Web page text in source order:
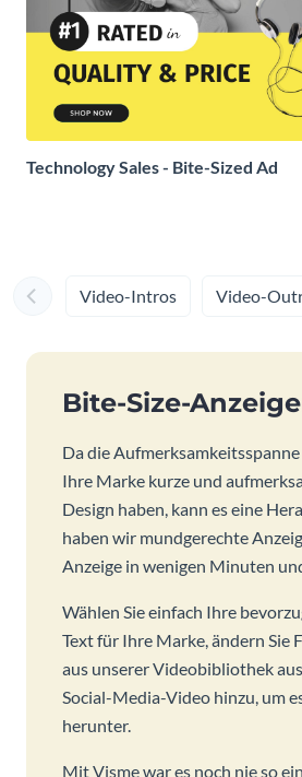
Technology Sales - Bite-Sized Ad
Video-Intros Video-
Bite-Size-
Da die
Ihre Marke kurze und
Design haben, kann es eine
haben wir mundgerechte
Anzeige in wenigen Minuten
Wählen Sie einfach Ihre
Text für Ihre Marke, ändern Sie
aus unserer Videobibliothek
Social-Media-Video hinzu, um
herunter.
Mit Visme war es noch nie so